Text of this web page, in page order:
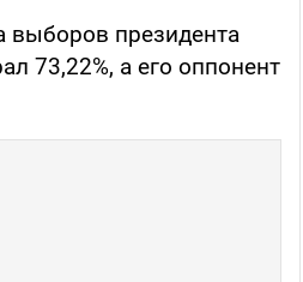
выборов президента
73,22%, а его оппонент